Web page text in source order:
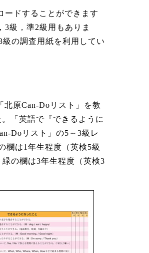
ードすることができます
3級，準2級用もありま
の調査用紙を利用してい
北原Can-Doリスト」を教
「英語で『できるように
Doリスト」の5～3級レ
欄は1年生程度（英検5級
の欄は3年生程度（英検3